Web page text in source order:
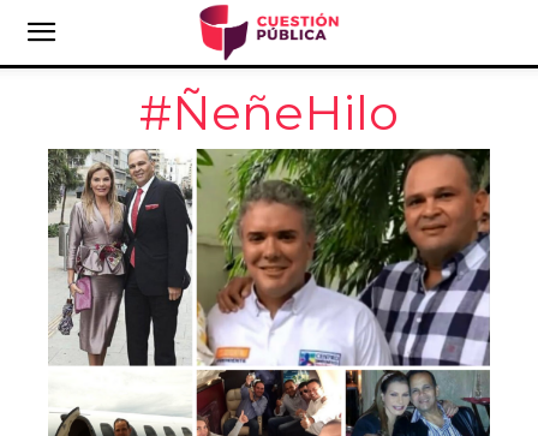
#ÑeñeHilo